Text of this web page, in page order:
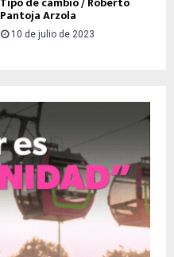
Pantoja Arzola
10 de julio de 2023